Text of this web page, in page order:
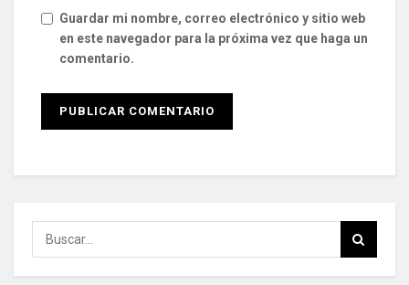
Guardar mi nombre, correo electrónico y sitio web
en este navegador para la próxima vez que haga un
comentario.